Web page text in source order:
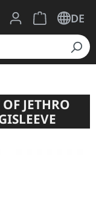
0 Produkte
Warenkorb
DE
JETHRO